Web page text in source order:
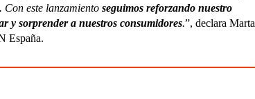
Con este lanzamientoseguimos reforzando nuestro
y sorprender a nuestros consumidores.”, declara Marta
España.